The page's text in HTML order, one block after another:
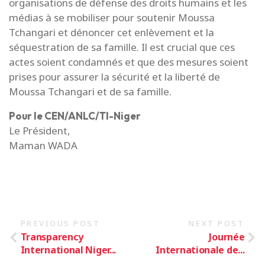
organisations de défense des droits humains et les
médias à se mobiliser pour soutenir Moussa
Tchangari et dénoncer cet enlèvement et la
séquestration de sa famille. Il est crucial que ces
actes soient condamnés et que des mesures soient
prises pour assurer la sécurité et la liberté de
Moussa Tchangari et de sa famille.
Pour le CEN/ANLC/TI-Niger
Le Président,
Maman WADA
PREVIOUS POST
Transparency
International Niger...
NEXT POST
Journée
Internationale de...